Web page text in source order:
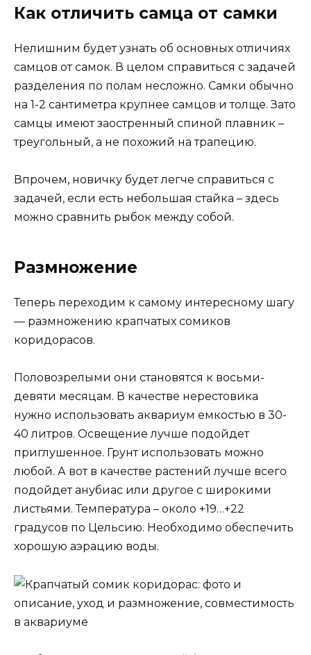
Как отличить самца от самки
Нелишним будет узнать об основных отличиях
самцов от самок. В целом справиться с задачей
разделения по полам несложно. Самки обычно
на 1-2 сантиметра крупнее самцов и толще. Зато
самцы имеют заостренный спиной плавник –
треугольный, а не похожий на трапецию.
Впрочем, новичку будет легче справиться с
задачей, если есть небольшая стайка – здесь
можно сравнить рыбок между собой.
Размножение
Теперь переходим к самому интересному шагу
— размножению крапчатых сомиков
коридорасов.
Половозрелыми они становятся к восьми-
девяти месяцам. В качестве нерестовика
нужно использовать аквариум емкостью в 30-
40 литров. Освещение лучше подойдет
приглушенное. Грунт использовать можно
любой. А вот в качестве растений лучше всего
подойдет анубиас или другое с широкими
листьями. Температура – около +19…+22
градусов по Цельсию. Необходимо обеспечить
хорошую аэрацию воды.